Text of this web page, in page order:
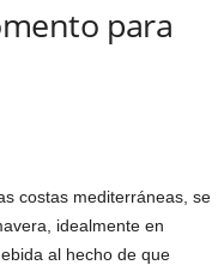
para
costas mediterráneas, se
idealmente en
al hecho de que